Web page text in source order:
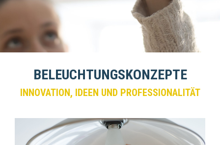
BELEUCHTUNGSKONZEPTE
INNOVATION, IDEEN UND PROFESSIONALITÄT